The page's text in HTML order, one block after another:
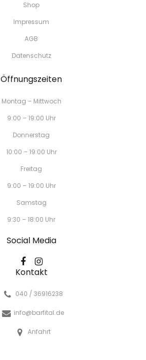
Shop
Impressum
AGB
Datenschutz
Öffnungszeiten
Montag – Mittwoch
9:00 – 19:00 Uhr
Donnerstag
10:00 – 19:00 Uhr
Freitag
9:00 – 19:00 Uhr
Samstag
9:30 – 18:00 Uhr
Social Media
Kontakt
040 / 36916238
info@barfital.de
Anfahrt